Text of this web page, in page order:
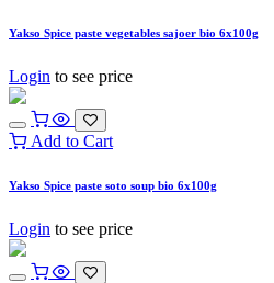
Yakso Spice paste vegetables sajoer bio 6x100g
Login to see price
Add to Cart
Yakso Spice paste soto soup bio 6x100g
Login to see price